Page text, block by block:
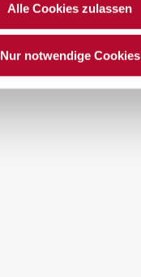
Alle Cookies zulassen
Nur notwendige Cookies